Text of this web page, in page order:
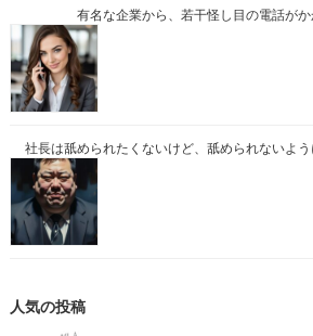
有名な企業から、若干怪し目の電話が
社長は舐められたくないけど、舐められないよ
人気の投稿